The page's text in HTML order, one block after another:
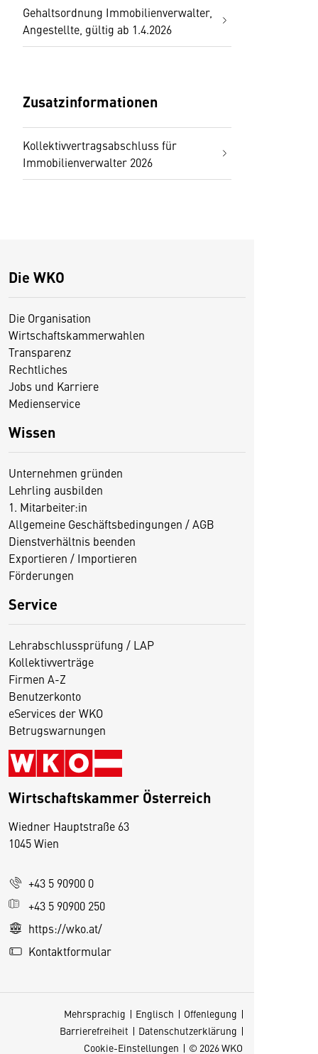
Gehaltsordnung Immobilienverwalter,
Angestellte, gültig ab 1.4.2026
Zusatzinformationen
Kollektivvertragsabschluss für
Immobilienverwalter 2026
Die WKO
Die Organisation
Wirtschaftskammerwahlen
Transparenz
Rechtliches
Jobs und Karriere
Medienservice
Wissen
Unternehmen gründen
Lehrling ausbilden
1. Mitarbeiter:in
Allgemeine Geschäftsbedingungen / AGB
Dienstverhältnis beenden
Exportieren / Importieren
Förderungen
Service
Lehrabschlussprüfung / LAP
Kollektivverträge
Firmen A-Z
Benutzerkonto
eServices der WKO
Betrugswarnungen
Wirtschaftskammer Österreich
Wiedner Hauptstraße 63
1045 Wien
+43 5 90900 0
+43 5 90900 250
https://wko.at/
Kontaktformular
Mehrsprachig Englisch
Offenlegung
Barrierefreiheit
Datenschutzerklärung
Cookie-Einstellungen
© 2026 WKO
D
e
s
e